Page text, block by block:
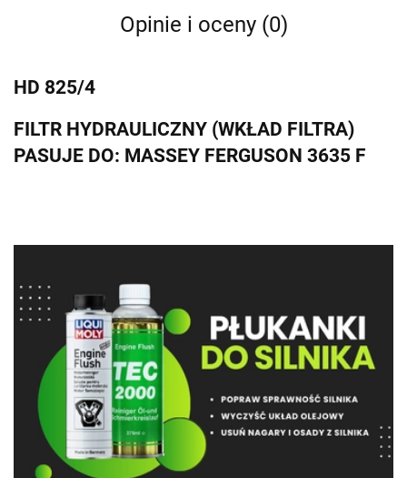
Opinie i oceny (0)
HD 825/4
FILTR HYDRAULICZNY (WKŁAD FILTRA)
PASUJE DO: MASSEY FERGUSON 3635 F